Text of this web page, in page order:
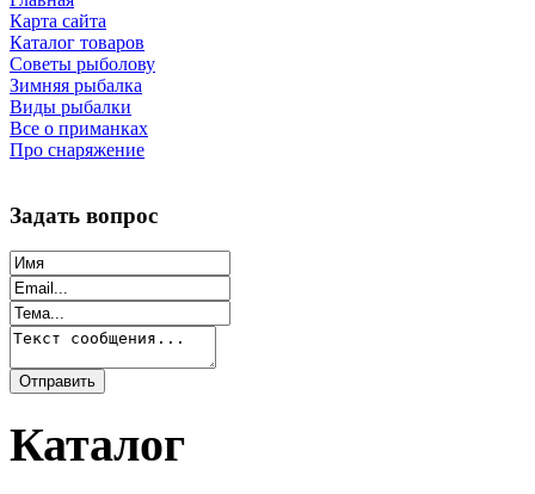
Карта сайта
Каталог товаров
Советы рыболову
Зимняя рыбалка
Виды рыбалки
Все о приманках
Про снаряжение
Задать вопрос
Каталог